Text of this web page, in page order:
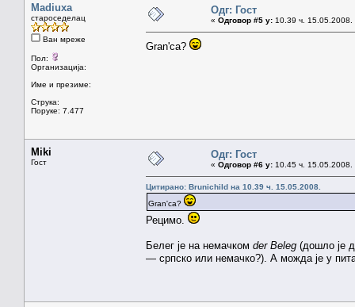
Madiuxa
староседелац
Ван мреже
Пол:
Организација:
Име и презиме:
Струка:
Поруке: 7.477
Одг: Гост
« Одговор #5 у: 10.39 ч. 15.05.2008.
Gran'ca?
Miki
Гост
Одг: Гост
« Одговор #6 у: 10.45 ч. 15.05.2008.
Цитирано: Brunichild на 10.39 ч. 15.05.2008.
Gran'ca?
Рецимо.
Белег је на немачком der Beleg (дошло је
— српско или немачко?). А можда је у